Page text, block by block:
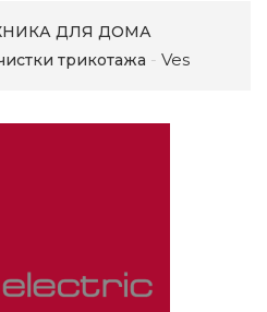
ДЛЯ ДОМА
трикотажа
Ves